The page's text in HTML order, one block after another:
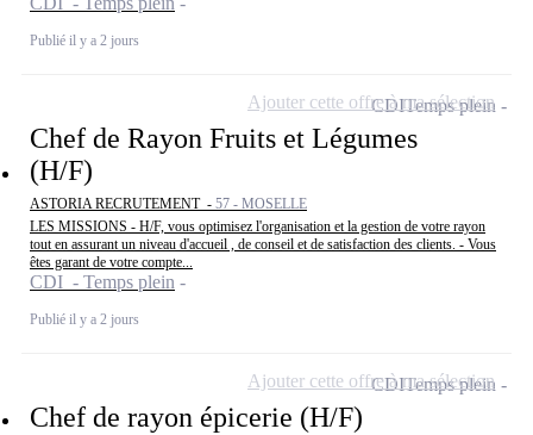
Publié il y a 2 jours
Chef de Rayon Fruits et Légumes
(H/F)
ASTORIA RECRUTEMENT - 57 - MOSELLE
LES MISSIONS - H/F, vous optimisez l'organisation et la gestion de votre rayon
tout en assurant un niveau d'accueil , de conseil et de satisfaction des clients. - Vous
êtes garant de votre compte...
CDI - Temps plein
Publié il y a 2 jours
CDITemps plein
Ajouter cette offre à ma sélection
Chef de rayon épicerie (H/F)
CDITemps plein
Ajouter cette offre à ma sélection